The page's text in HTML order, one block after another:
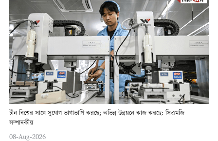
চীন বিশ্বের সাথে সুযোগ ভাগাভাগি করছে; অভিন্ন উন্নয়নে কাজ করছে: সিএমজি
সম্পাদকীয়
08-Aug-2026